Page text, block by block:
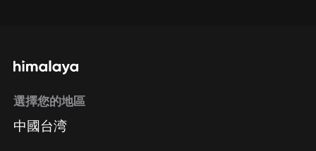
選擇您的地區
中國台湾